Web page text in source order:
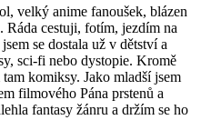
velký anime fanoušek, blázen
Ráda cestuji, fotím, jezdím na
se dostala už v dětství a
sci-fi nebo dystopie. Kromě
komiksy. Jako mladší jsem
filmového Pána prstenů a
fantasy žánru a držím se ho